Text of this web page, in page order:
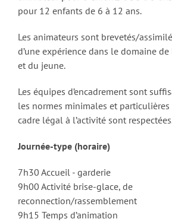
pour 12 enfants de 6 à 12 ans.
Les animateurs sont brevetés/
d’une expérience dans le domaine de
et du jeune.
Les équipes d’encadrement sont
les normes minimales et
cadre légal à l’activité sont
Journée-type (horaire)
7h30 Accueil - garderie
9h00 Activité brise-glace, de
reconnection/rassemblement
9h15 Temps d’animation